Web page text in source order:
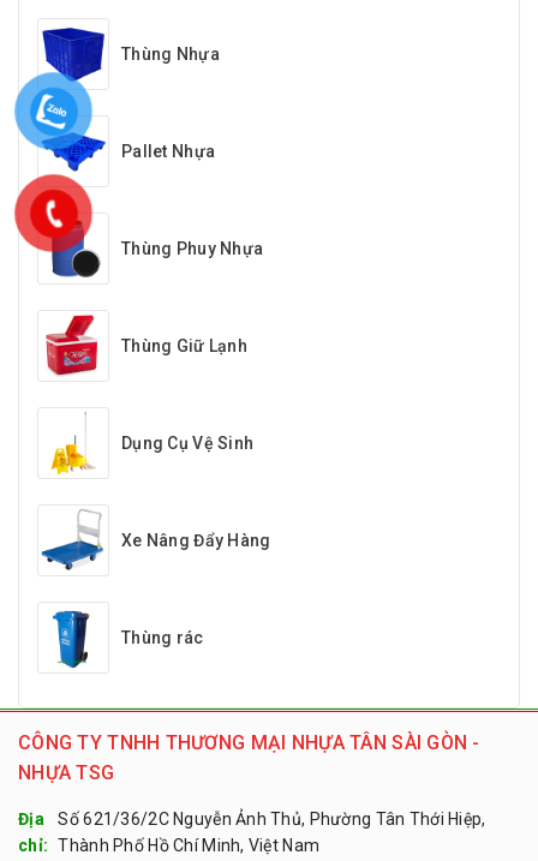
Thùng Nhựa
Pallet Nhựa
Thùng Phuy Nhựa
Thùng Giữ Lạnh
Dụng Cụ Vệ Sinh
Xe Nâng Đẩy Hàng
Thùng rác
CÔNG TY TNHH THƯƠNG MẠI NHỰA TÂN SÀI GÒN -
NHỰA TSG
Địa
chỉ:
Số 621/36/2C Nguyễn Ảnh Thủ, Phường Tân Thới Hiệp,
Thành Phố Hồ Chí Minh, Việt Nam